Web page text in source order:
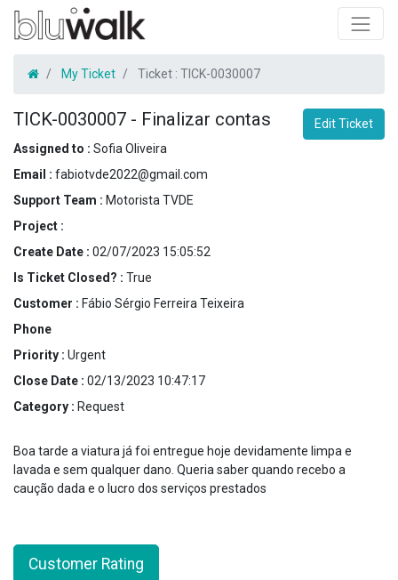
My Ticket Ticket : TICK-0030007
TICK-0030007 - Finalizar contas
Edit Ticket
Assigned to : Sofia Oliveira
Email : fabiotvde2022@gmail.com
Support Team : Motorista TVDE
Project :
Create Date : 02/07/2023 15:05:52
Is Ticket Closed? : True
Customer : Fábio Sérgio Ferreira Teixeira
Phone
Priority : Urgent
Close Date : 02/13/2023 10:47:17
Category : Request
Boa tarde a viatura já foi entregue hoje devidamente limpa e
lavada e sem qualquer dano. Queria saber quando recebo a
caução dada e o lucro dos serviços prestados
Customer Rating